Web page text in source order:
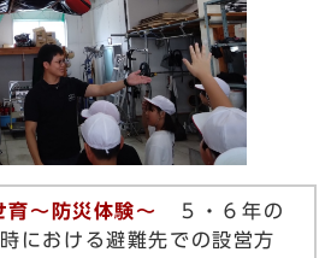
～防災体験～
５・６年の
における避難先での設営方